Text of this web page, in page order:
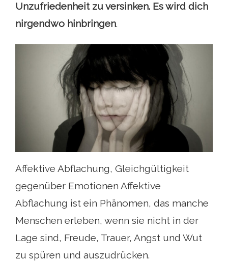
Unzufriedenheit zu versinken. Es wird dich
nirgendwo hinbringen.
Affektive Abflachung, Gleichgültigkeit
gegenüber Emotionen Affektive
Abflachung ist ein Phänomen, das manche
Menschen erleben, wenn sie nicht in der
Lage sind, Freude, Trauer, Angst und Wut
zu spüren und auszudrücken.